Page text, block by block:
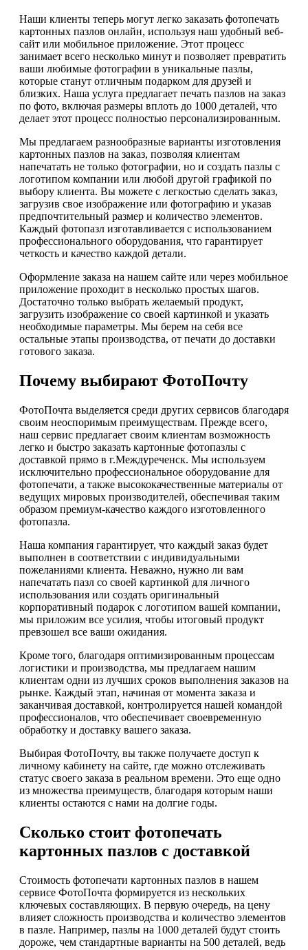
Наши клиенты теперь могут легко заказать фотопечать
картонных пазлов онлайн, используя наш удобный веб-
сайт или мобильное приложение. Этот процесс
занимает всего несколько минут и позволяет превратить
ваши любимые фотографии в уникальные пазлы,
которые станут отличным подарком для друзей и
близких. Наша услуга предлагает печать пазлов на заказ
по фото, включая размеры вплоть до 1000 деталей, что
делает этот процесс полностью персонализированным.
Мы предлагаем разнообразные варианты изготовления
картонных пазлов на заказ, позволяя клиентам
напечатать не только фотографии, но и создать пазлы с
логотипом компании или любой другой графикой по
выбору клиента. Вы можете с легкостью сделать заказ,
загрузив свое изображение или фотографию и указав
предпочтительный размер и количество элементов.
Каждый фотопазл изготавливается с использованием
профессионального оборудования, что гарантирует
четкость и качество каждой детали.
Оформление заказа на нашем сайте или через мобильное
приложение проходит в несколько простых шагов.
Достаточно только выбрать желаемый продукт,
загрузить изображение со своей картинкой и указать
необходимые параметры. Мы берем на себя все
остальные этапы производства, от печати до доставки
готового заказа.
Почему выбирают ФотоПочту
ФотоПочта выделяется среди других сервисов благодаря
своим неоспоримым преимуществам. Прежде всего,
наш сервис предлагает своим клиентам возможность
легко и быстро заказать картонные фотопазлы с
доставкой прямо в г.Междуреченск. Мы используем
исключительно профессиональное оборудование для
фотопечати, а также высококачественные материалы от
ведущих мировых производителей, обеспечивая таким
образом премиум-качество каждого изготовленного
фотопазла.
Наша компания гарантирует, что каждый заказ будет
выполнен в соответствии с индивидуальными
пожеланиями клиента. Неважно, нужно ли вам
напечатать пазл со своей картинкой для личного
использования или создать оригинальный
корпоративный подарок с логотипом вашей компании,
мы приложим все усилия, чтобы итоговый продукт
превзошел все ваши ожидания.
Кроме того, благодаря оптимизированным процессам
логистики и производства, мы предлагаем нашим
клиентам одни из лучших сроков выполнения заказов на
рынке. Каждый этап, начиная от момента заказа и
заканчивая доставкой, контролируется нашей командой
профессионалов, что обеспечивает своевременную
обработку и доставку вашего заказа.
Выбирая ФотоПочту, вы также получаете доступ к
личному кабинету на сайте, где можно отслеживать
статус своего заказа в реальном времени. Это еще одно
из множества преимуществ, благодаря которым наши
клиенты остаются с нами на долгие годы.
Сколько стоит фотопечать
картонных пазлов с доставкой
Стоимость фотопечати картонных пазлов в нашем
сервисе ФотоПочта формируется из нескольких
ключевых составляющих. В первую очередь, на цену
влияет сложность производства и количество элементов
в пазле. Например, пазлы на 1000 деталей будут стоить
дороже, чем стандартные варианты на 500 деталей, ведь